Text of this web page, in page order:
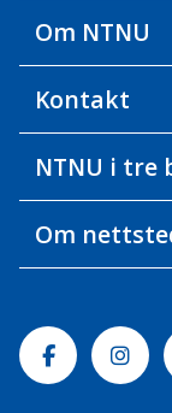
Om NTNU
Kontakt
NTNU i tre
Om
Facebook